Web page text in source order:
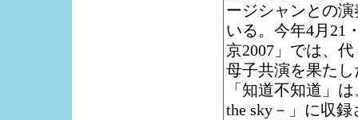
ージシャンとの
いる。今年4月21
京2007」では、
母子共演を果たし
「知道不知道」
the sky－」に収